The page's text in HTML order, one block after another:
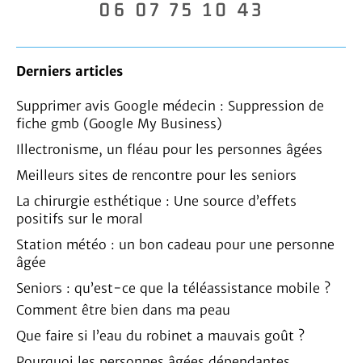
Derniers articles
Supprimer avis Google médecin : Suppression de
fiche gmb (Google My Business)
Illectronisme, un fléau pour les personnes âgées
Meilleurs sites de rencontre pour les seniors
La chirurgie esthétique : Une source d’effets
positifs sur le moral
Station météo : un bon cadeau pour une personne
âgée
Seniors : qu’est-ce que la téléassistance mobile ?
Comment être bien dans ma peau
Que faire si l’eau du robinet a mauvais goût ?